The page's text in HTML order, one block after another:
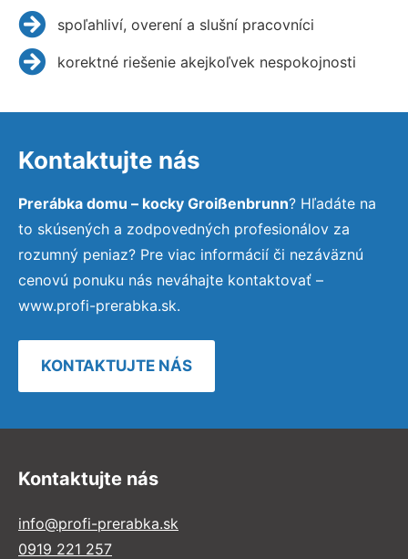
spoľahliví, overení a slušní pracovníci
korektné riešenie akejkoľvek nespokojnosti
Kontaktujte nás
Prerábka domu – kocky Groißenbrunn? Hľadáte na
to skúsených a zodpovedných profesionálov za
rozumný peniaz? Pre viac informácií či nezáväznú
cenovú ponuku nás neváhajte kontaktovať –
www.profi-prerabka.sk.
KONTAKTUJTE NÁS
Kontaktujte nás
info@profi-prerabka.sk
0919 221 257